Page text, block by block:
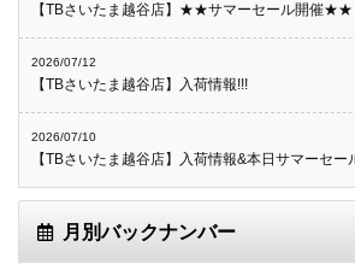
【TBさいたま越谷店】★★サマーセール開催★★
2026/07/12
【TBさいたま越谷店】入荷情報!!!
2026/07/10
【TBさいたま越谷店】入荷情報&本日サマーセー
月別バックナンバー